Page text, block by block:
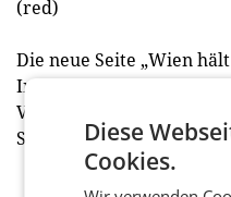
(red)
Die neue Seite „Wien
Info-Seite der Stadt zum
Verhaltensregeln, News
Sprachen unter
Diese
Cookies.